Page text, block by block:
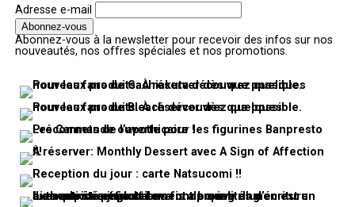
Adresse e-mail
Abonnez-vous à la newsletter pour recevoir des infos sur nos
nouveautés, nos offres spéciales et nos promotions.